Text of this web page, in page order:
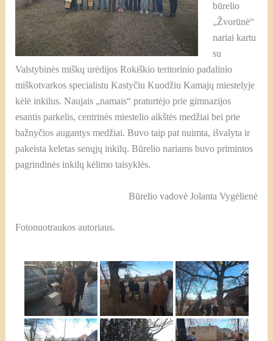
būrelio
„Žvorūnė“
nariai kartu
su
Valstybinės miškų urėdijos Rokiškio teritorinio padalinio
miškotvarkos specialistu Kastyčiu Kuodžiu Kamajų miestelyje
kėlė inkilus. Naujais „namais“ praturtėjo prie gimnazijos
esantis parkelis, centrinės miestelio aikštės medžiai bei prie
bažnyčios augantys medžiai. Buvo taip pat nuimta, išvalyta ir
pakeista keletas senųjų inkilų. Būrelio nariams buvo primintos
pagrindinės inkilų kėlimo taisyklės.
Būrelio vadovė Jolanta Vygėlienė
Fotonuotraukos autoriaus.